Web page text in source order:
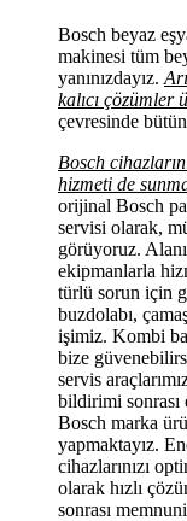
Bosch beyaz
makinesi tüm
yanınızdayız.
kalıcı çözümler
çevresinde
Bosch
hizmeti de
orijinal Bosch
servisi olarak,
görüyoruz.
ekipmanlarla
türlü sorun için
buzdolabı,
işimiz. Kombi
bize
servis
bildirimi sonrası
Bosch marka
yapmaktayız.
cihazlarınızı
olarak hızlı
sonrası